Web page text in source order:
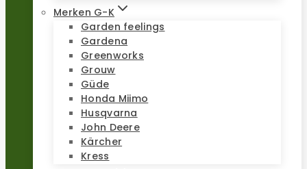
Merken G-K
Garden feelings
Gardena
Greenworks
Grouw
Güde
Honda Miimo
Husqvarna
John Deere
Kärcher
Kress